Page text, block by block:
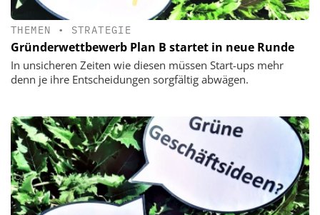
THEMEN • STRATEGIE
Gründerwettbewerb Plan B startet in neue Runde
In unsicheren Zeiten wie diesen müssen Start-ups mehr
denn je ihre Entscheidungen sorgfältig abwägen.